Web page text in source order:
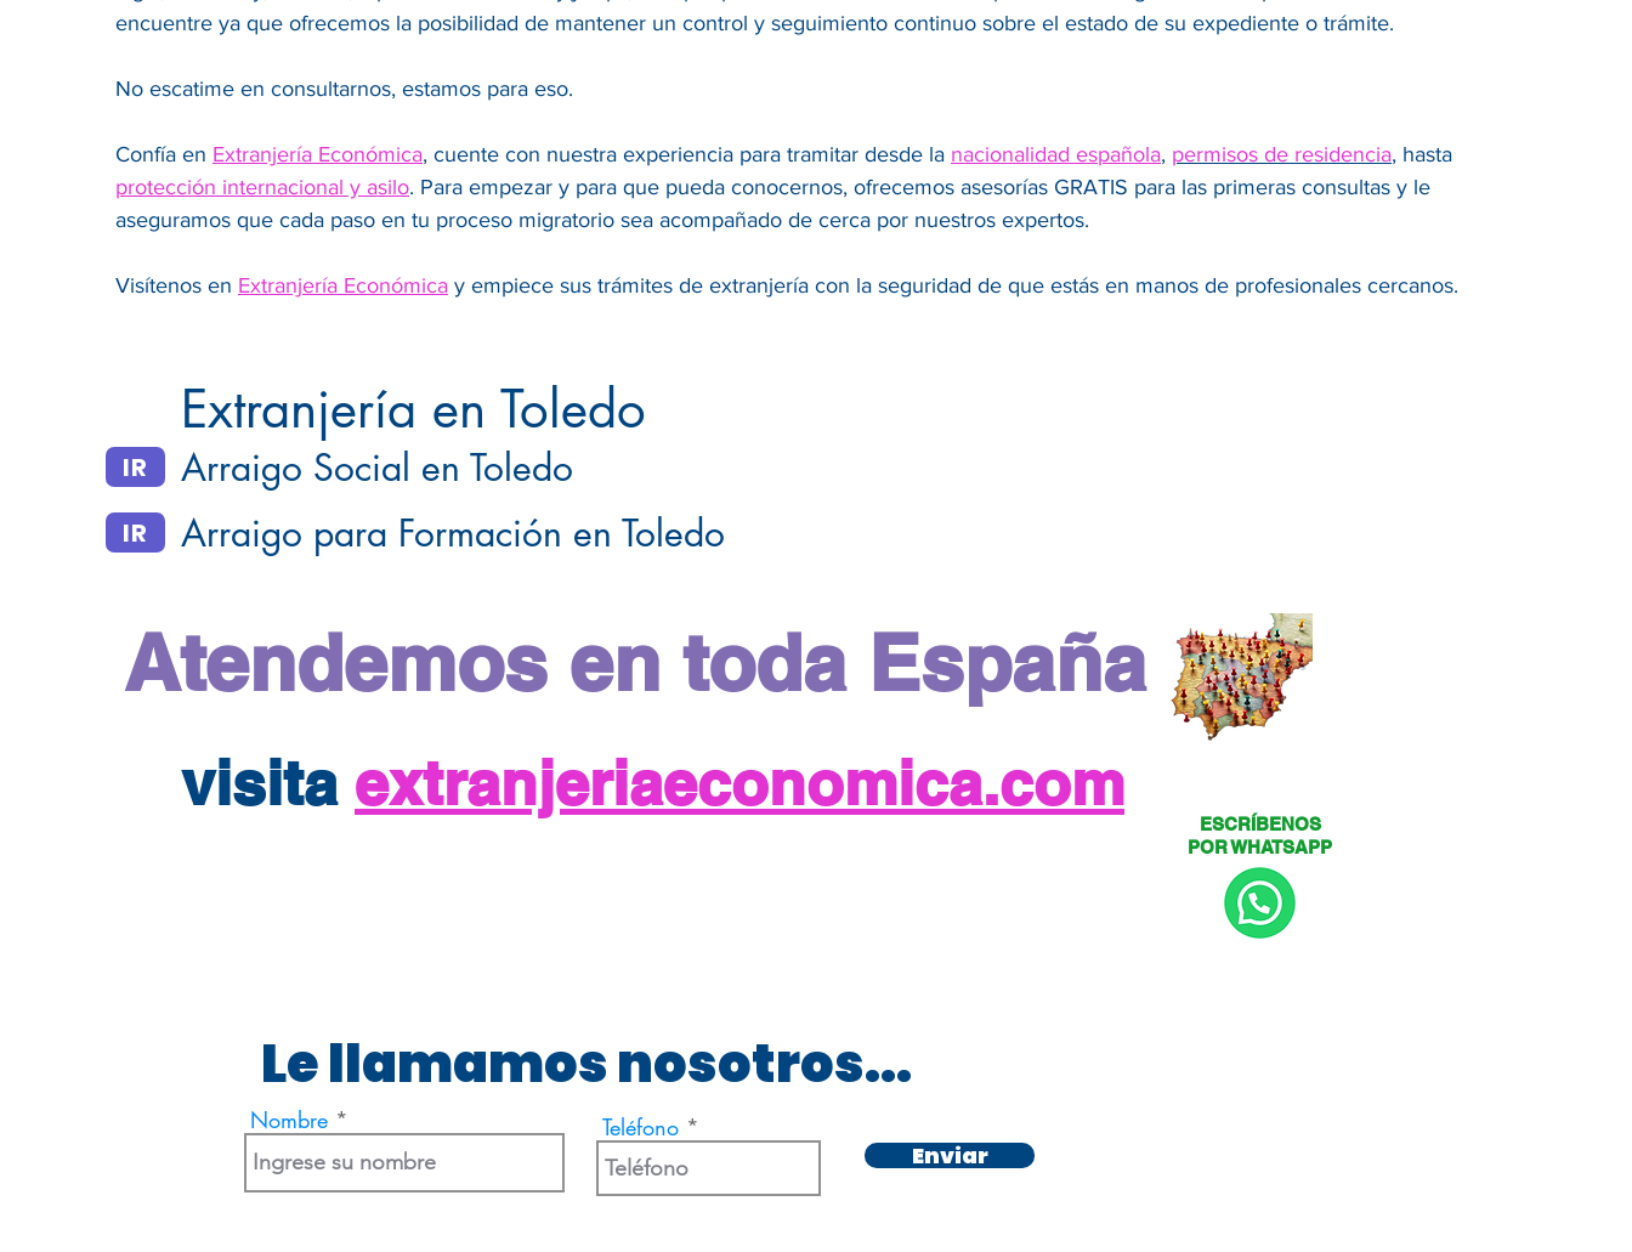
encuentre ya que ofrecemos la posibilidad de mantener un control y seguimiento continuo sobre el estado de su expediente o trámite.
No escatime en consultarnos, estamos para eso.
Confía en Extranjería Económica, cuente con nuestra experiencia para tramitar desde la nacionalidad española, permisos de residencia, hasta
protección internacional y asilo. Para empezar y para que pueda conocernos, ofrecemos asesorías GRATIS para las primeras consultas y le
aseguramos que cada paso en tu proceso migratorio sea acompañado de cerca por nuestros expertos.
Visítenos en Extranjería Económica y empiece sus trámites de extranjería con la seguridad de que estás en manos de profesionales cercanos.
Extranjería en Toledo
IR Arraigo Social en Toledo
IR Arraigo para Formación en Toledo
Atendemos en toda España
ESCRÍBENOS
POR WHATSAPP
visita extranjeriaeconomica.com
Le llamamos nosotros...
Nombre Teléfono
Enviar